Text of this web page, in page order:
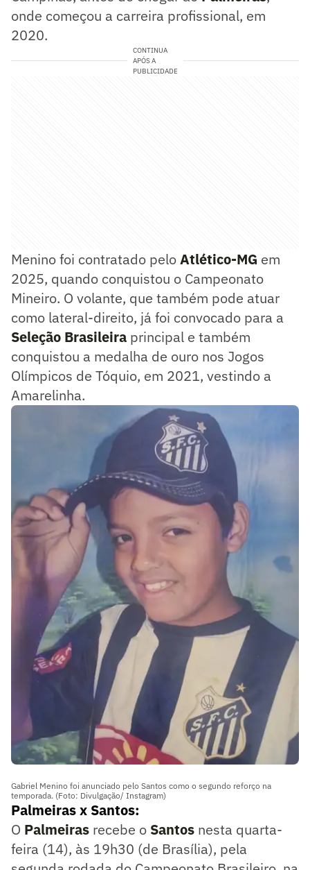
onde começou a carreira profissional, em
2020.
CONTINUA
APÓS A
PUBLICIDADE
Menino foi contratado peloAtlético-MG em
2025, quando conquistou o Campeonato
Mineiro. O volante, que também pode atuar
como lateral-direito, já foi convocado para a
Seleção Brasileira principal e também
conquistou a medalha de ouro nos Jogos
Olímpicos de Tóquio, em 2021, vestindo a
Amarelinha.
Gabriel Menino foi anunciado pelo Santos como o segundo reforço na
temporada. (Foto: Divulgação/ Instagram)
Palmeiras x Santos:
O Palmeiras recebe o Santos nesta quarta-
feira (14), às 19h30 (de Brasília), pela